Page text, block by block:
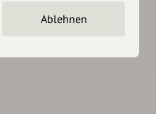
Ablehnen